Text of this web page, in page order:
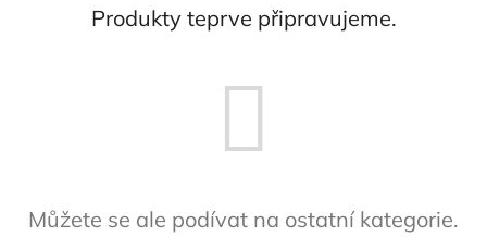
Produkty teprve připravujeme.
Můžete se ale podívat na ostatní kategorie.